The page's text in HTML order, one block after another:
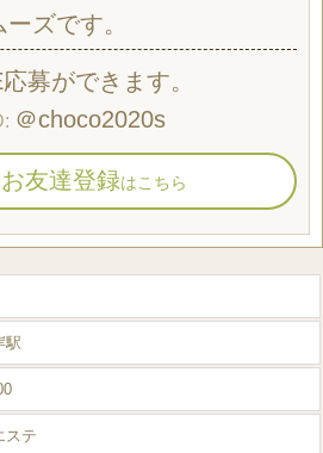
ーズです。
募ができます。
＠choco2020s
友達登録はこちら
駅
ステ